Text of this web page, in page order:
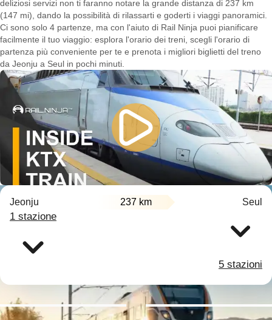
deliziosi servizi non ti faranno notare la grande distanza di 237 km
(147 mi), dando la possibilità di rilassarti e goderti i viaggi panoramici.
Ci sono solo 4 partenze, ma con l'aiuto di Rail Ninja puoi pianificare
facilmente il tuo viaggio: esplora l'orario dei treni, scegli l'orario di
partenza più conveniente per te e prenota i migliori biglietti del treno
da Jeonju a Seul in pochi minuti.
Jeonju 237 km Seul
1 stazione
5 stazioni